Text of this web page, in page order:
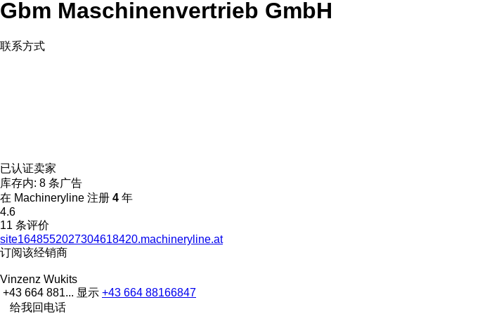
Gbm Maschinenvertrieb GmbH
联系方式
已认证卖家
库存内: 8 条广告
在 Machineryline 注册 4 年
4.6
11 条评价
site1648552027304618420.machineryline.at
订阅该经销商
Vinzenz Wukits
+43 664 881... 显示 +43 664 88166847
给我回电话